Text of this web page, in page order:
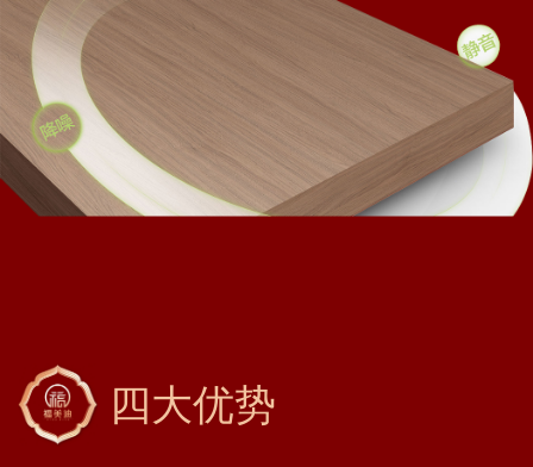
四大优势